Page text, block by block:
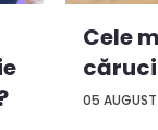
05
Cele